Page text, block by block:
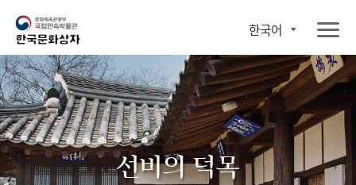
한국어
선비의 덕목